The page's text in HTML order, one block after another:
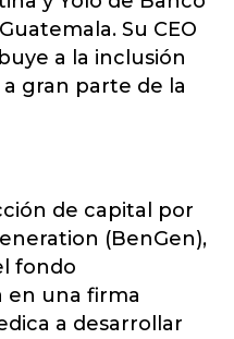
Su CEO
a la inclusión
gran parte de la
de capital por
(BenGen),
fondo
en una firma
a desarrollar